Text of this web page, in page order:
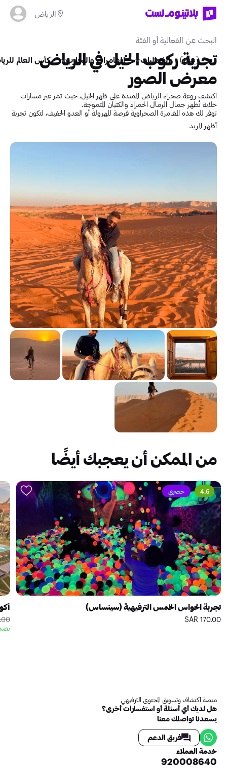
الرياض
الفعاليات المغامرات والتجارب كأس العالمتجربة ركوب الخيل في الرياض
معرض الصور
اكتشف روعة صحراء الرياض الممتدة على ظهر الخيل، حيث تمر عبر مسارات
خلابة تُظهر جمال الرمال الحمراء والكثبان المتموجة.
توفر لك هذه المغامرة الصحراوية فرصة للهرولة أو العدو الخفيف، لتكون تجربة
مشوّقة ومثالية لعشّاق المغامرة تحت شمس الجزيرة العربية.
أظهر المزيد
من الممكن أن يعجبك أيضًا
4.6 حصري
تجربة الحواس الخمس الترفيهية (سينساس)
170.00 SAR
SAR
منصة اكتشاف وتسويق المحتوى الترفيهي
هل لديك أي أسئلة أو استفسارات أخرى؟
يسعدنا تواصلك معنا
فريق الدعم
خدمة العملاء
920008640